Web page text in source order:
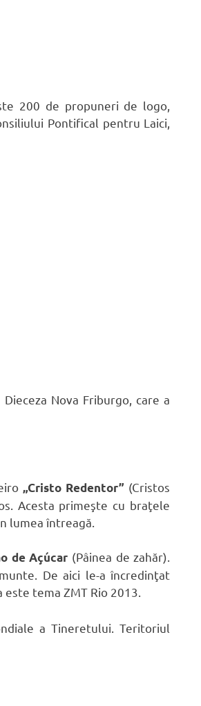
200 de propuneri de logo,
Pontifical pentru Laici,
Nova Friburgo, care a
„Cristo Redentor” (Cristos
Acesta primeşte cu braţele
lumea întreagă.
de Açúcar (Pâinea de zahăr).
De aici le-a încredinţat
este tema ZMT Rio 2013.
a Tineretului. Teritoriul